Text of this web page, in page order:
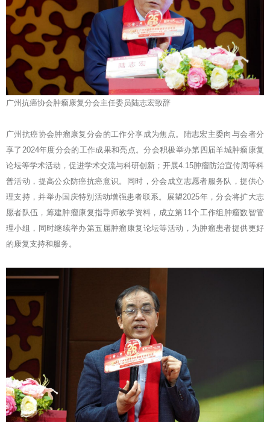
广州抗癌协会肿瘤康复分会主任委员陆志宏致辞
广州抗癌协会肿瘤康复分会的工作分享成为焦点。陆志宏主委向与会者分
享了2024年度分会的工作成果和亮点。分会积极举办第四届羊城肿瘤康复
论坛等学术活动，促进学术交流与科研创新；开展4.15肿瘤防治宣传周等科
普活动，提高公众防癌抗癌意识。同时，分会成立志愿者服务队，提供心
理支持，并举办国庆特别活动增强患者联系。展望2025年，分会将扩大志
愿者队伍，筹建肿瘤康复指导师教学资料，成立第11个工作组肿瘤数智管
理小组，同时继续举办第五届肿瘤康复论坛等活动，为肿瘤患者提供更好
的康复支持和服务。